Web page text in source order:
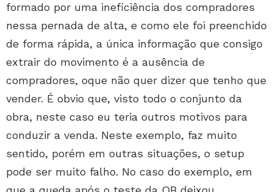
formado por uma ineficiência dos compradores
nessa pernada de alta, e como ele foi preenchido
de forma rápida, a única informação que consigo
extrair do movimento é a ausência de
compradores, oque não quer dizer que tenho que
vender. É obvio que, visto todo o conjunto da
obra, neste caso eu teria outros motivos para
conduzir a venda. Neste exemplo, faz muito
sentido, porém em outras situações, o setup
pode ser muito falho. No caso do exemplo, em